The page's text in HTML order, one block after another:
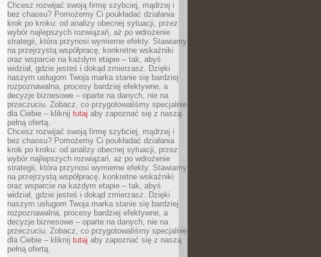
Chcesz rozwijać swoją firmę szybciej, mądrzej i
bez chaosu? Pomożemy Ci poukładać działania
krok po kroku: od analizy obecnej sytuacji, przez
wybór najlepszych rozwiązań, aż po wdrożenie
strategii, która przynosi wymierne efekty. Stawiamy
na przejrzystą współpracę, konkretne wskaźniki
oraz wsparcie na każdym etapie – tak, abyś
widział, gdzie jesteś i dokąd zmierzasz. Dzięki
naszym usługom Twoja marka stanie się bardziej
rozpoznawalna, procesy bardziej efektywne, a
decyzje biznesowe – oparte na danych, nie na
przeczuciu. Zobacz, co przygotowaliśmy specjalnie
dla Ciebie – kliknij tutaj aby zapoznać się z naszą
pełną ofertą.
Chcesz rozwijać swoją firmę szybciej, mądrzej i
bez chaosu? Pomożemy Ci poukładać działania
krok po kroku: od analizy obecnej sytuacji, przez
wybór najlepszych rozwiązań, aż po wdrożenie
strategii, która przynosi wymierne efekty. Stawiamy
na przejrzystą współpracę, konkretne wskaźniki
oraz wsparcie na każdym etapie – tak, abyś
widział, gdzie jesteś i dokąd zmierzasz. Dzięki
naszym usługom Twoja marka stanie się bardziej
rozpoznawalna, procesy bardziej efektywne, a
decyzje biznesowe – oparte na danych, nie na
przeczuciu. Zobacz, co przygotowaliśmy specjalnie
dla Ciebie – kliknij tutaj aby zapoznać się z naszą
pełną ofertą.